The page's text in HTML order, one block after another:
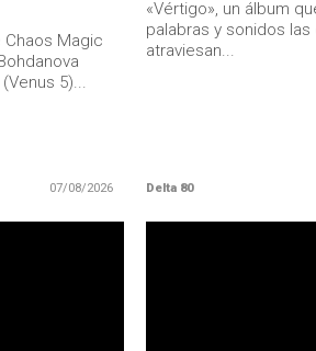
Chaos Magic
5)...
07/08/2026
«Vértigo», un álbum
palabras y sonidos
atraviesan...
Delta 80